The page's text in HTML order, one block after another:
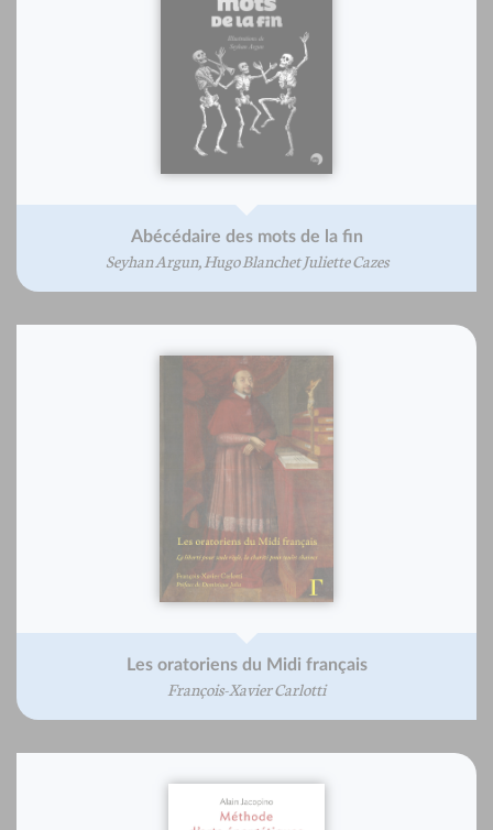
Abécédaire des mots de la fin
Seyhan Argun, Hugo Blanchet Juliette Cazes
Les oratoriens du Midi français
François-Xavier Carlotti